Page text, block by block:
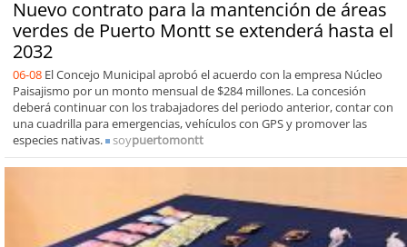
Nuevo contrato para la mantención de áreas
verdes de Puerto Montt se extenderá hasta el
2032
06-08 El Concejo Municipal aprobó el acuerdo con la empresa Núcleo
Paisajismo por un monto mensual de $284 millones. La concesión
deberá continuar con los trabajadores del periodo anterior, contar con
una cuadrilla para emergencias, vehículos con GPS y promover las
especies nativas.
soypuertomontt